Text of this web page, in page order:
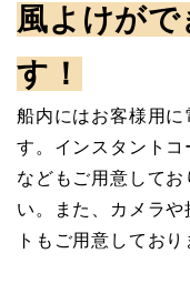
風よけがで
す！
船内にはお客様用に
す。インスタント
などもご用意して
い。また、カメラ
トもご用意しており